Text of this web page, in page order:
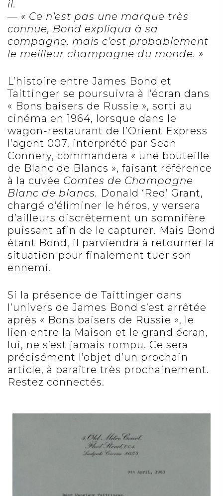
il.
— « Ce n’est pas une marque très
connue, Bond expliqua à sa
compagne, mais c’est probablement
le meilleur champagne du monde. »
L’histoire entre James Bond et
Taittinger se poursuivra à l’écran dans
« Bons baisers de Russie », sorti au
cinéma en 1964, lorsque dans le
wagon-restaurant de l’Orient Express
l’agent 007, interprété par Sean
Connery, commandera « une bouteille
de Blanc de Blancs », faisant référence
à la cuvée Comtes de Champagne
Blanc de blancs. Donald ‘Red’ Grant,
chargé d’éliminer le héros, y versera
d’ailleurs discrètement un somnifère
puissant afin de le capturer. Mais Bond
étant Bond, il parviendra à retourner la
situation pour finalement tuer son
ennemi.
Si la présence de Taittinger dans
l’univers de James Bond s’est arrêtée
après « Bons baisers de Russie », le
lien entre la Maison et le grand écran,
lui, ne s’est jamais rompu. Ce sera
précisément l’objet d’un prochain
article, à paraître très prochainement.
Restez connectés.